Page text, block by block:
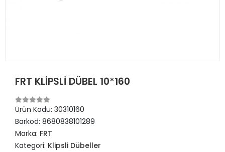
FRT KLİPSLİ DÜBEL 10*160
Ürün Kodu: 30310160
Barkod: 8680838101289
Marka: FRT
Kategori: Klipsli Dübeller